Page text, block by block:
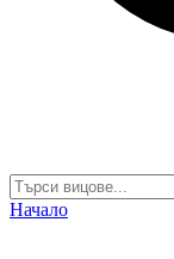
Начало